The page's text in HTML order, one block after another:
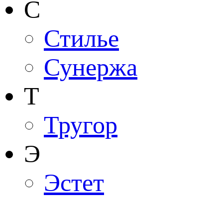
С
Стилье
Сунержа
Т
Тругор
Э
Эстет